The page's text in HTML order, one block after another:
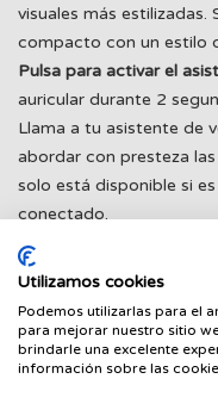
visuales más estilizadas.
compacto con un estilo
Pulsa para activar el
auricular durante 2
Llama a tu asistente de
abordar con presteza
solo está disponible si
conectado.
Bluetooth® 5.4.
y estable.
manejo.
Google Fast Pair: Abre
Utilizamos cookies
Podemos utilizarlas para el
para mejorar nuestro sitio
brindarle una excelente
información sobre las